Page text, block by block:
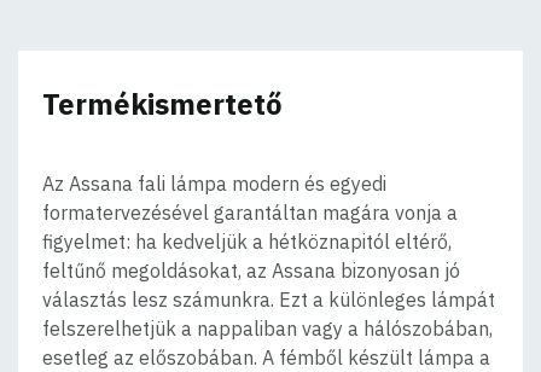
Termékismertető
Az Assana fali lámpa modern és egyedi
formatervezésével garantáltan magára vonja a
figyelmet: ha kedveljük a hétköznapitól eltérő,
feltűnő megoldásokat, az Assana bizonyosan jó
választás lesz számunkra. Ezt a különleges lámpát
felszerelhetjük a nappaliban vagy a hálószobában,
esetleg az előszobában. A fémből készült lámpa a